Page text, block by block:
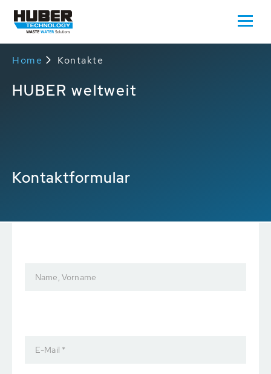
Home Kontakte
HUBER weltweit
Kontaktformular
Name, Vorname
E-Mail *